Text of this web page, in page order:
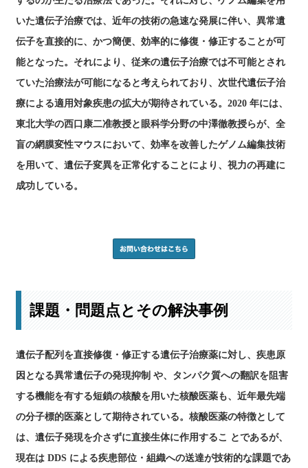
いた遺伝子治療では、近年の技術の急速な発展に伴い、異常遺
伝子を直接的に、かつ簡便、効率的に修復・修正することが可
能となった。それにより、従来の遺伝子治療では不可能とされ
ていた治療法が可能になると考えられており、次世代遺伝子治
療による適用対象疾患の拡大が期待されている。2020 年には、
東北大学の西口康二准教授と眼科学分野の中澤徹教授らが、全
盲の網膜変性マウスにおいて、効率を改善したゲノム編集技術
を用いて、遺伝子変異を正常化することにより、視力の再建に
成功している。
課題・問題点とその解決事例
遺伝子配列を直接修復・修正する遺伝子治療薬に対し、疾患原
因となる異常遺伝子の発現抑制 や、タンパク質への翻訳を阻害
する機能を有する短鎖の核酸を用いた核酸医薬も、近年最先端
の分子標的医薬として期待されている。核酸医薬の特徴として
は、遺伝子発現を介さずに直接生体に作用するこ とであるが、
現在は DDS による疾患部位・組織への送達が技術的な課題であ